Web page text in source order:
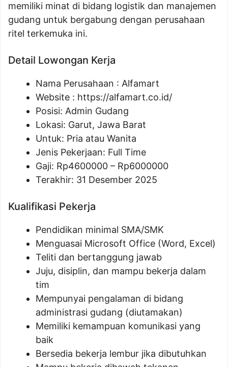
memiliki minat di bidang logistik dan manajemen
gudang untuk bergabung dengan perusahaan
ritel terkemuka ini.
Detail Lowongan Kerja
Nama Perusahaan : Alfamart
Website : https://alfamart.co.id/
Posisi: Admin Gudang
Lokasi: Garut, Jawa Barat
Untuk: Pria atau Wanita
Jenis Pekerjaan: Full Time
Gaji: Rp4600000 – Rp6000000
Terakhir: 31 Desember 2025
Kualifikasi Pekerja
Pendidikan minimal SMA/SMK
Menguasai Microsoft Office (Word, Excel)
Teliti dan bertanggung jawab
Juju, disiplin, dan mampu bekerja dalam
tim
Mempunyai pengalaman di bidang
administrasi gudang (diutamakan)
Memiliki kemampuan komunikasi yang
baik
Bersedia bekerja lembur jika dibutuhkan